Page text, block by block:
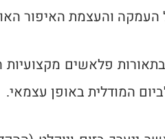
העמקה והעצמת האיפור
פלאשים מקצועיות
המודלית באופן עצמאי.